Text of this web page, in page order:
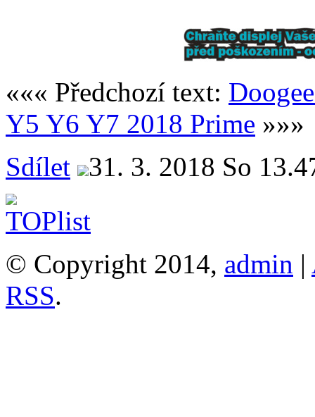
««« Předchozí text:
Y5 Y6 Y7 2018 Prime »»»
Sdílet
31. 3. 2018 So
© Copyright 2014, admin |
RSS.